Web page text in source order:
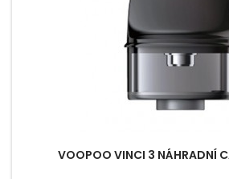
VOOPOO VINCI 3 NÁHRADNÍ